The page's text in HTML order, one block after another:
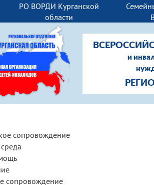
РО ВОРДИ Курганской
области
и
сопровождение
сопровождение